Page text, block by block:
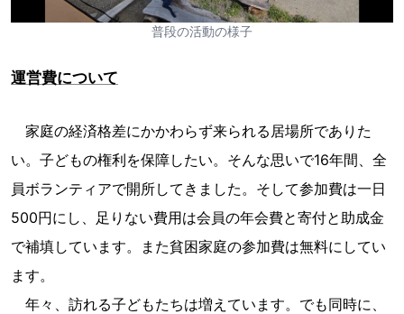
普段の活動の様子
運営費について
家庭の経済格差にかかわらず来られる居場所でありた
い。子どもの権利を保障したい。そんな思いで16年間、全
員ボランティアで開所してきました。そして参加費は一日
500円にし、足りない費用は会員の年会費と寄付と助成金
で補填しています。また貧困家庭の参加費は無料にしてい
ます。
年々、訪れる子どもたちは増えています。でも同時に、